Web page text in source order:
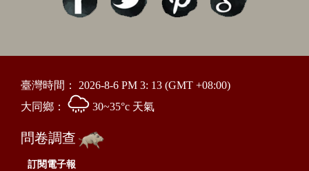
臺灣時間： 2026-8-6 PM 3: 13 (GMT +08:00)
大同鄉：
30~35°c 天氣
問卷調查
訂閱電子報